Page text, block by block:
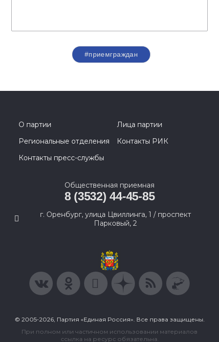
#приемграждан
О партии
Лица партии
Региональные отделения
Контакты РИК
Контакты пресс-службы
Общественная приемная
8 (3532) 44-45-85
г. Оренбург, улица Цвиллинга, 1 / проспект
Парковый, 2
© 2005-2026, Партия «Единая Россия». Все права защищены.
При полном или частичном использовании материалов
ссылка на ресурс обязательна.